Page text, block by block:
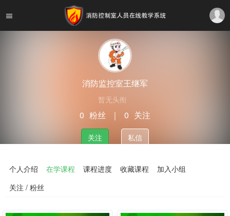
消防监控室王继军
暂无头衔
0 粉丝 ｜ 0 关注
关注 私信
个人介绍 在学课程 课程进度 收藏课程
加入小组
关注 / 粉丝